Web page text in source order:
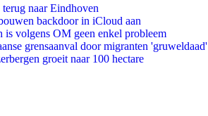
naar Eindhoven
backdoor in iCloud aan
is volgens OM geen enkel probleem
grensaanval door migranten 'gruweldaad'
groeit naar 100 hectare